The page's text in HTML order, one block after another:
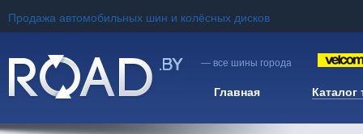
Продажа автомобильных шин и колёсных дисков
— все шины города
Главная Каталог